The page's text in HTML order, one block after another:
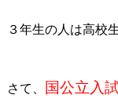
３年生の人は高校
さて、 国公立入